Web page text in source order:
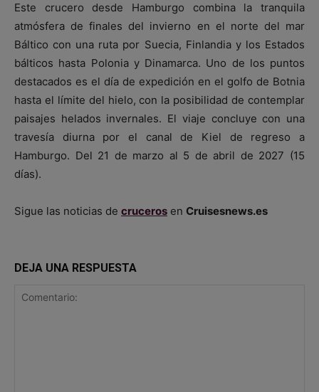
Este crucero desde Hamburgo combina la tranquila
atmósfera de finales del invierno en el norte del mar
Báltico con una ruta por Suecia, Finlandia y los Estados
bálticos hasta Polonia y Dinamarca. Uno de los puntos
destacados es el día de expedición en el golfo de Botnia
hasta el límite del hielo, con la posibilidad de contemplar
paisajes helados invernales. El viaje concluye con una
travesía diurna por el canal de Kiel de regreso a
Hamburgo. Del 21 de marzo al 5 de abril de 2027 (15
días).
Sigue las noticias de cruceros en Cruisesnews.es
DEJA UNA RESPUESTA